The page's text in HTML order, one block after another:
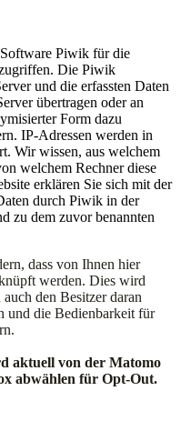
Piwik für die
Die Piwik
und die erfassten Daten
übertragen oder an
Form dazu
IP-Adressen werden in
Wir wissen, aus welchem
welchem Rechner diese
erklären Sie sich mit der
durch Piwik in der
zu dem zuvor benannten